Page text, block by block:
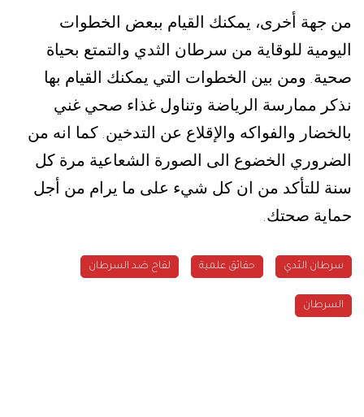
من جهة أخرى، يمكنك القيام ببعض الخطوات
اليومية للوقاية من سرطان الثدي والتمتع بحياة
صحية. ومن بين الخطوات التي يمكنك القيام بها
نذكر ممارسة الرياضة وتناول غذاء صحي غني
بالخضار والفواكه والإقلاع عن التدخين. كما انه من
الضروري الخضوع الى الصورة الشعاعية مرة كل
سنة للتأكد من ان كل شيء على ما يرام من أجل
حماية صحتك.
سرطان الثدي حقائق علمية لقاح ضد السرطان
السرطان